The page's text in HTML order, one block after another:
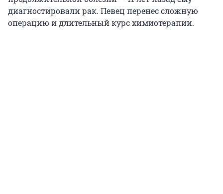
диагностировали рак. Певец перенес сложную
операцию и длительный курс химиотерапии.